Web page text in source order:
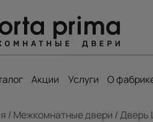
Акции Услуги О
/ Межкомнатные двери /Дверь